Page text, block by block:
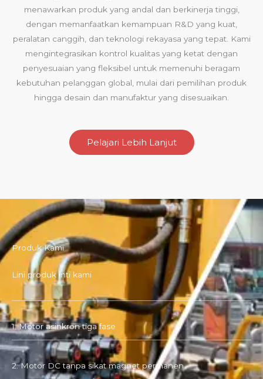
menawarkan produk yang andal dan berkinerja tinggi,
dengan memanfaatkan kemampuan R&D yang kuat,
peralatan canggih, dan teknologi rekayasa yang tepat. Kami
mengintegrasikan kontrol kualitas yang ketat dengan
penyesuaian yang fleksibel untuk memenuhi beragam
kebutuhan pelanggan global, mulai dari pemilihan produk
hingga desain dan manufaktur yang disesuaikan.
Pelajari Lebih Lanjut
Produk Kami
Lini produk inti kami
1. Motor asinkron tiga fase
2. Motor DC tanpa sikat magnet permanen